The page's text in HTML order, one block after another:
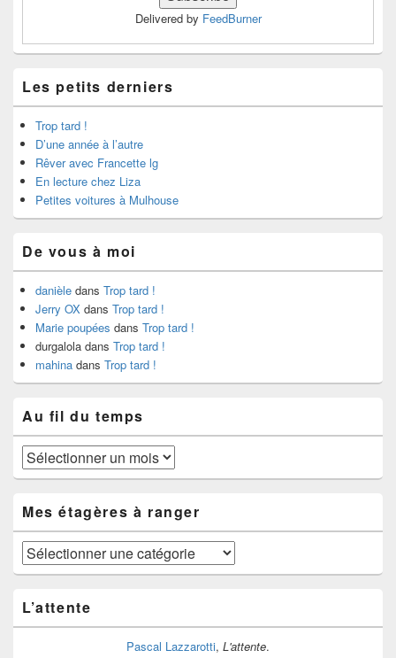
Delivered by FeedBurner
Les petits derniers
Trop tard !
D’une année à l’autre
Rêver avec Francette lg
En lecture chez Liza
Petites voitures à Mulhouse
De vous à moi
danièle dans Trop tard !
Jerry OX dans Trop tard !
Marie poupées dans Trop tard !
durgalola dans Trop tard !
mahina dans Trop tard !
Au fil du temps
Au
fil
temps
Mes étagères à ranger
Mes
étagères
ranger
L’attente
Pascal Lazzarotti, L'attente.